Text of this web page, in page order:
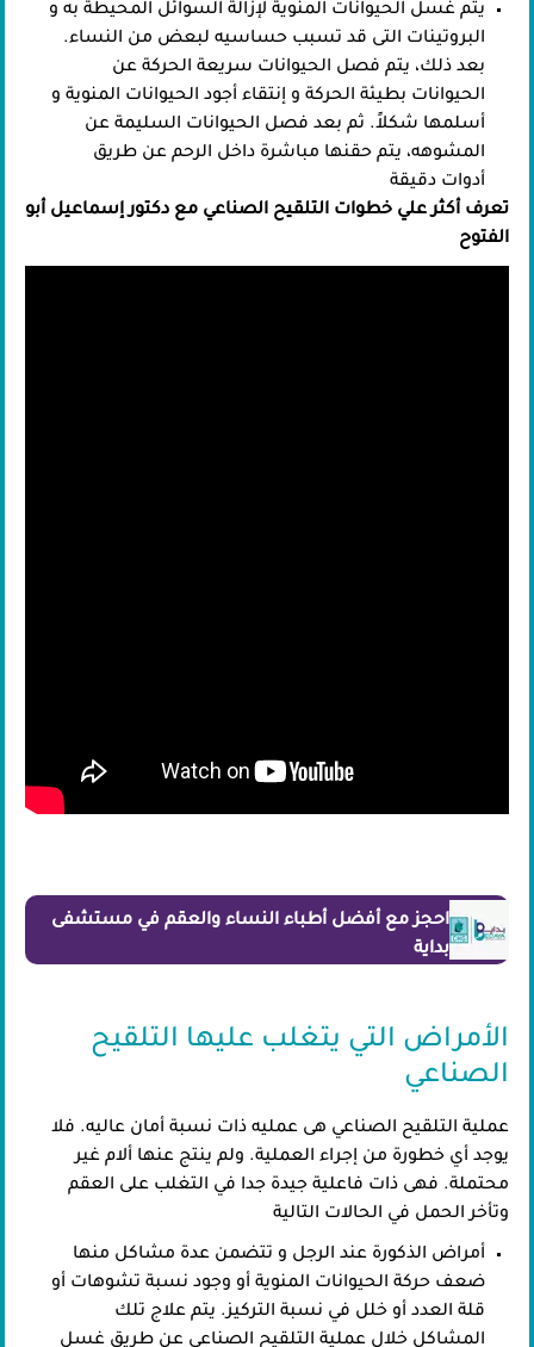
يتم غسل الحيوانات المنوية لإزالة السوائل المحيطة به و
البروتينات التى قد تسبب حساسيه لبعض من النساء.
بعد ذلك، يتم فصل الحيوانات سريعة الحركة عن
الحيوانات بطيئة الحركة و إنتقاء أجود الحيوانات المنوية و
أسلمها شكلاً. ثم بعد فصل الحيوانات السليمة عن
المشوهه، يتم حقنها مباشرة داخل الرحم عن طريق
أدوات دقيقة
تعرف أكثر علي خطوات التلقيح الصناعي مع دكتور إسماعيل أبو
الفتوح
احجز مع أفضل أطباء النساء والعقم في مستشفى
بداية
الأمراض التي يتغلب عليها التلقيح
الصناعي
عملية التلقيح الصناعي هى عمليه ذات نسبة أمان عاليه. فلا
يوجد أي خطورة من إجراء العملية. ولم ينتج عنها ألام غير
محتملة. فهى ذات فاعلية جيدة جدا في التغلب على العقم
وتأخر الحمل في الحالات التالية
أمراض الذكورة عند الرجل و تتضمن عدة مشاكل منها
ضعف حركة الحيوانات المنوية أو وجود نسبة تشوهات أو
قلة العدد أو خلل في نسبة التركيز. يتم علاج تلك
المشاكل خلال عملية التلقيح الصناعى عن طريق غسل